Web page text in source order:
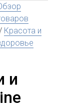
Красота и
и